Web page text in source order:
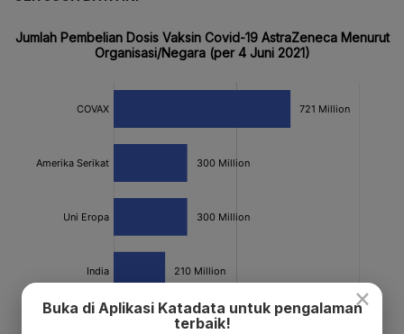
×
Buka di Aplikasi Katadata untuk pengalaman
terbaik!